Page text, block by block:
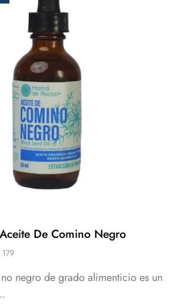
De Comino Negro
179
negro de grado alimenticio es un